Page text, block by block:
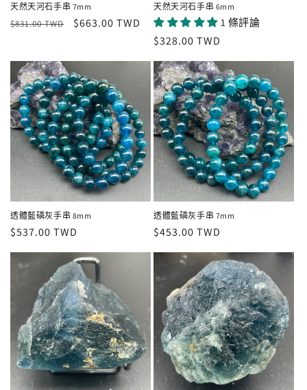
天然天河石手串 7mm
定
$831.00 TWD
售
$663.00 TWD
天然天河石手串 6mm
1 條評論
定
價
$328.00 TWD
透體藍磷灰手串 8mm
定
價
$537.00 TWD
透體藍磷灰手串 7mm
定
價
$453.00 TWD